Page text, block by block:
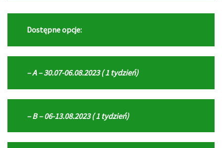
Dostępne opcje:
– A – 30.07-06.08.2023 ( 1 tydzień)
– B – 06-13.08.2023 ( 1 tydzień)